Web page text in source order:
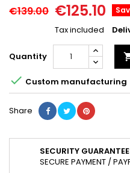
€139.00 €125.10
Tax included
Quantity
 Custom manufacturing
Share
SECURITY
SECURE PAYMENT /